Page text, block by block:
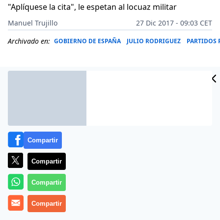
"Aplíquese la cita", le espetan al locuaz militar
Manuel Trujillo
27 Dic 2017 - 09:03 CET
Archivado en: GOBIERNO DE ESPAÑA JULIO RODRIGUEZ PARTIDOS
No desaprovechan los podemitas ocasión alguna para
arrimar el ascua a su sardina. El nuevo líder de los
Compartir
Compartir
Compartir
Compartir